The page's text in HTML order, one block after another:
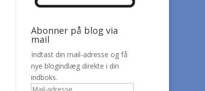
Abonner på blog via
mail
Indtast din mail-adresse og få
nye blogindlæg direkte i din
indboks.
Mail-